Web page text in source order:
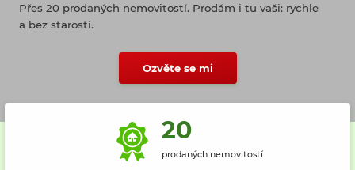
Přes 20 prodaných nemovitostí. Prodám i tu vaši: rychle
a bez starostí.
Ozvěte se mi
20
prodaných nemovitostí